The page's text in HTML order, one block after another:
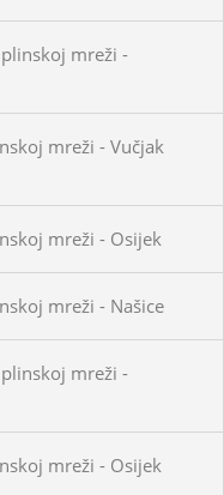
mreži -
mreži - Vučjak
mreži - Osijek
mreži - Našice
mreži -
mreži - Osijek